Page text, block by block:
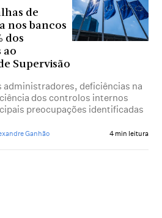
de
nos bancos
dos
ao
Supervisão
administradores, deficiências na
dos controlos internos
preocupações identificadas
Ganhão 4 min leitura